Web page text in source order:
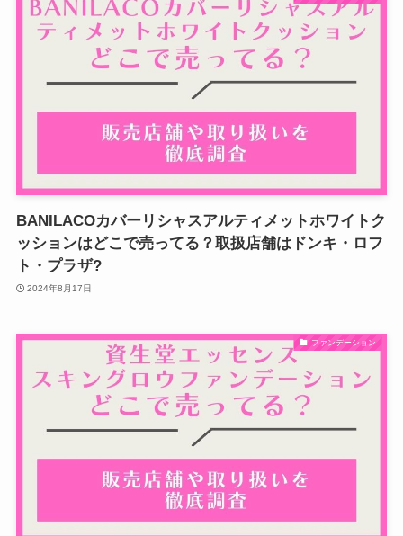
BANILACOカバーリシャスアルティメットホワイトク
ッションはどこで売ってる？取扱店舗はドンキ・ロフ
ト・プラザ?
2024年8月17日
ファンデーション